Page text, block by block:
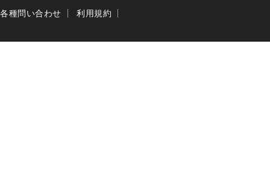
各種問い合わせ
利用規約